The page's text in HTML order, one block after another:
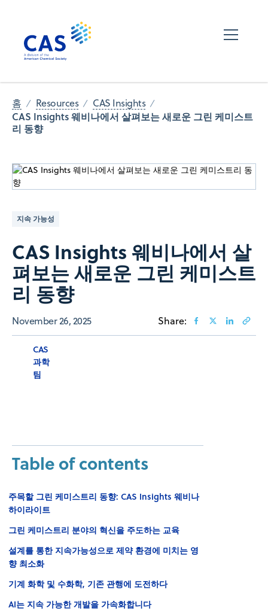
홈 Resources CAS Insights
CAS Insights 웨비나에서 살펴보는 새로운 그린 케미스트
리 동향
지속 가능성
CAS Insights 웨비나에서 살
펴보는 새로운 그린 케미스트
리 동향
November 26, 2025 Share:
CAS
과학
팀
Table of contents
주목할 그린 케미스트리 동향: CAS Insights 웨비나
하이라이트
그린 케미스트리 분야의 혁신을 주도하는 교육
설계를 통한 지속가능성으로 제약 환경에 미치는 영
향 최소화
기계 화학 및 수화학, 기존 관행에 도전하다
AI는 지속 가능한 개발을 가속화합니다